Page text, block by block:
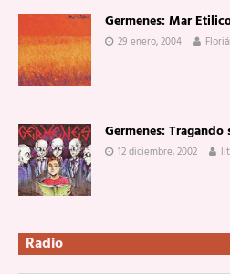
Germenes: Mar
29 enero, 2004
Germenes:
12 diciembre, 2002
Radio